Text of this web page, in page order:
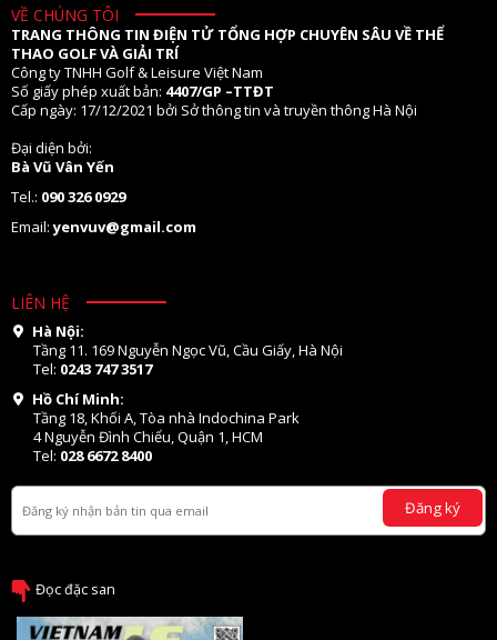
VỀ CHÚNG TÔI
TRANG THÔNG TIN ĐIỆN TỬ TỔNG HỢP CHUYÊN SÂU VỀ THỂ
THAO GOLF VÀ GIẢI TRÍ
Công ty TNHH Golf & Leisure Việt Nam
Số giấy phép xuất bản: 4407/GP –TTĐT
Cấp ngày: 17/12/2021 bởi Sở thông tin và truyền thông Hà Nội
Đại diện bởi:
Bà Vũ Vân Yến
Tel.: 090 326 0929
Email:yenvuv@gmail.com
LIÊN HỆ
Hà Nội:
Tầng 11. 169 Nguyễn Ngọc Vũ, Cầu Giấy, Hà Nội
Tel: 0243 747 3517
Hồ Chí Minh:
Tầng 18, Khối A, Tòa nhà Indochina Park
4 Nguyễn Đình Chiểu, Quận 1, HCM
Tel: 028 6672 8400
Đăng ký
Đọc đặc san